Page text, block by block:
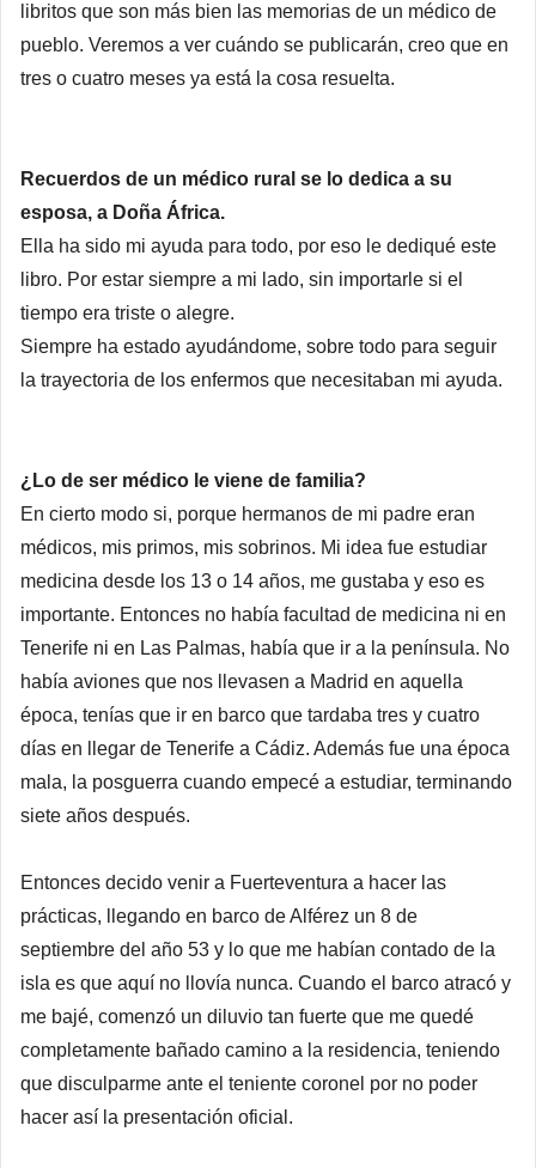
libritos que son más bien las memorias de un médico de
pueblo. Veremos a ver cuándo se publicarán, creo que en
tres o cuatro meses ya está la cosa resuelta.
Recuerdos de un médico rural se lo dedica a su
esposa, a Doña África.
Ella ha sido mi ayuda para todo, por eso le dediqué este
libro. Por estar siempre a mi lado, sin importarle si el
tiempo era triste o alegre.
Siempre ha estado ayudándome, sobre todo para seguir
la trayectoria de los enfermos que necesitaban mi ayuda.
¿Lo de ser médico le viene de familia?
En cierto modo si, porque hermanos de mi padre eran
médicos, mis primos, mis sobrinos. Mi idea fue estudiar
medicina desde los 13 o 14 años, me gustaba y eso es
importante. Entonces no había facultad de medicina ni en
Tenerife ni en Las Palmas, había que ir a la península. No
había aviones que nos llevasen a Madrid en aquella
época, tenías que ir en barco que tardaba tres y cuatro
días en llegar de Tenerife a Cádiz. Además fue una época
mala, la posguerra cuando empecé a estudiar, terminando
siete años después.
Entonces decido venir a Fuerteventura a hacer las
prácticas, llegando en barco de Alférez un 8 de
septiembre del año 53 y lo que me habían contado de la
isla es que aquí no llovía nunca. Cuando el barco atracó y
me bajé, comenzó un diluvio tan fuerte que me quedé
completamente bañado camino a la residencia, teniendo
que disculparme ante el teniente coronel por no poder
hacer así la presentación oficial.